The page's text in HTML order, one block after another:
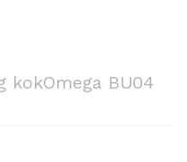
kokOmega BU04